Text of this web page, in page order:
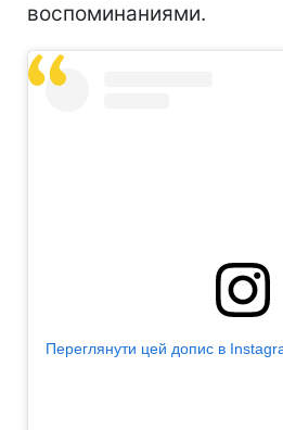
воспоминаниями.
Переглянути цей допис в